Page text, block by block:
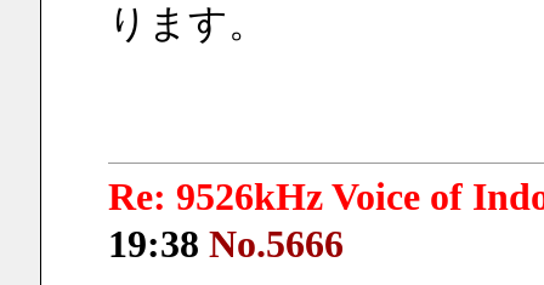
ります。
Re: 9526kHz Voice of
19:38 No.5666